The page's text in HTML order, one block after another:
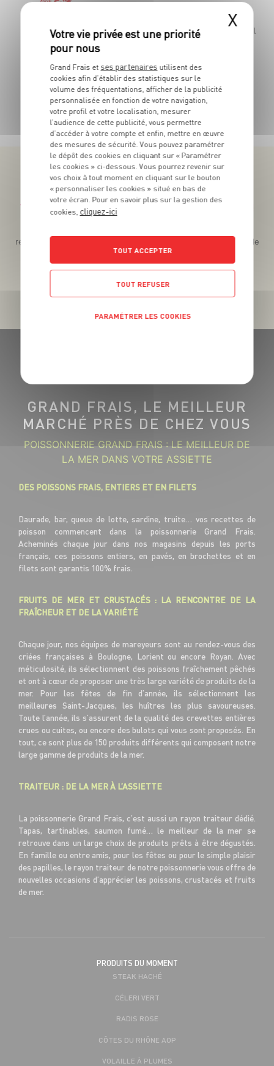
Les
TOUTES NOS PROMOTIONS
Téléchargez l’App pour profiter d’offres exclusives !
recettes gourmandes, des jeux inédits... le tout dans une seule
app !
GRAND FRAIS, LE MEILLEUR
MARCHÉ PRÈS DE CHEZ VOUS
POISSONNERIE GRAND FRAIS : LE MEILLEUR DE
LA MER DANS VOTRE ASSIETTE
DES POISSONS FRAIS, ENTIERS ET EN FILETS
Daurade, bar, queue de lotte, sardine, truite… vos recettes de
poisson commencent dans la poissonnerie Grand Frais.
Acheminés chaque jour dans nos magasins depuis les ports
français, ces poissons entiers, en pavés, en brochettes et en
filets sont garantis 100% frais.
FRUITS DE MER ET CRUSTACÉS : LA RENCONTRE DE LA
FRAÎCHEUR ET DE LA VARIÉTÉ
Chaque jour, nos équipes de mareyeurs sont au rendez-vous des
criées françaises à Boulogne, Lorient ou encore Royan. Avec
méticulosité, ils sélectionnent des poissons fraîchement pêchés
et ont à cœur de proposer une très large variété de produits de la
mer. Pour les fêtes de fin d’année, ils sélectionnent les
meilleures Saint-Jacques, les huîtres les plus savoureuses.
Toute l’année, ils s’assurent de la qualité des crevettes entières
crues ou cuites, ou encore des bulots qui vous sont proposés. En
tout, ce sont plus de 150 produits différents qui composent notre
large gamme de produits de la mer.
TRAITEUR : DE LA MER À L’ASSIETTE
La poissonnerie Grand Frais, c’est aussi un rayon traiteur dédié.
Tapas, tartinables, saumon fumé… le meilleur de la mer se
retrouve dans un large choix de produits prêts à être dégustés.
En famille ou entre amis, pour les fêtes ou pour le simple plaisir
des papilles, le rayon traiteur de notre poissonnerie vous offre de
nouvelles occasions d’apprécier les poissons, crustacés et fruits
de mer.
PRODUITS DU MOMENT
STEAK HACHÉ
CÉLERI VERT
RADIS ROSE
CÔTES DU RHÔNE AOP
VOLAILLE À PLUMES
X
Grand Frais et ses partenaires utilisent des
cookies afin d’établir des statistiques sur le
volume des fréquentations, afficher de la publicité
personnalisée en fonction de votre navigation,
votre profil et votre localisation, mesurer
l’audience de cette publicité, vous permettre
d’accéder à votre compte et enfin, mettre en œuvre
des mesures de sécurité. Vous pouvez paramétrer
le dépôt des cookies en cliquant sur « Paramétrer
les cookies » ci-dessous. Vous pourrez revenir sur
vos choix à tout moment en cliquant sur le bouton
« personnaliser les cookies » situé en bas de
votre écran. Pour en savoir plus sur la gestion des
cookies, cliquez-ici
TOUT ACCEPTER
TOUT REFUSER
PARAMÉTRER LES COOKIES